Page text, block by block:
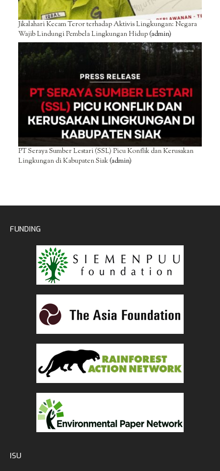
Jikalahari Kecam Teror terhadap Aktivis Lingkungan: Negara
Wajib Lindungi Pembela Lingkungan Hidup(admin)
PT Seraya Sumber Lestari (SSL) Picu Konflik dan Kerusakan
Lingkungan di Kabupaten Siak(admin)
FUNDING
ISU